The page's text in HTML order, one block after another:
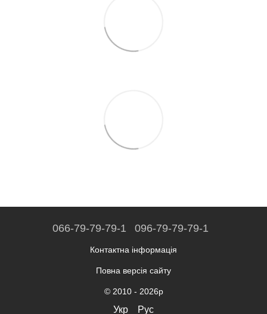
066-79-79-79-1 096-79-79-79-1
Контактна інформація
Повна версія сайту
© 2010 - 2026р
Укр Рус